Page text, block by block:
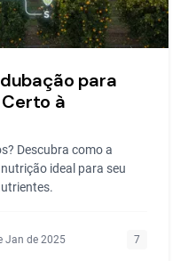
para
à
Descubra como a
ideal para seu
Jan de 2025 7